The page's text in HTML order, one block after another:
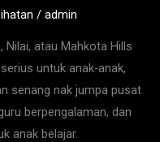
/admin
Nilai, atau Mahkota Hills
untuk anak-anak,
senang nak jumpa pusat
berpengalaman, dan
anak belajar.